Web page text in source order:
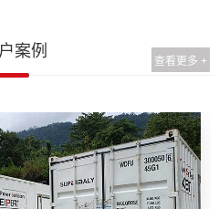
案例
查看更多 +